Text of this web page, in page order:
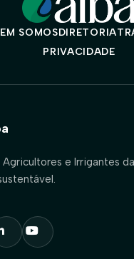
SOMOSDIRETORIA
PRIVACIDADE
e Irrigantes